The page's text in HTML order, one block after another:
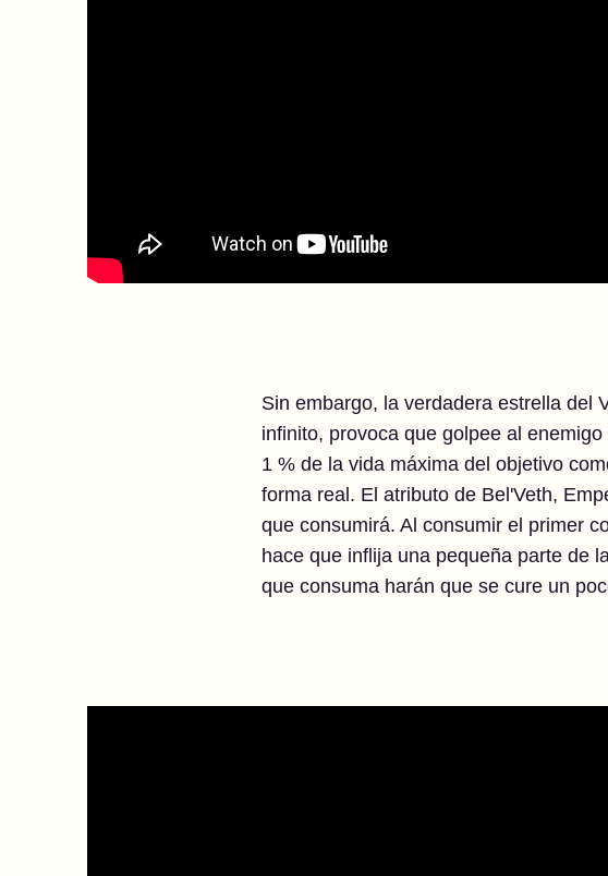
Sin embargo, la verdadera estrella del
infinito, provoca que golpee al
1 % de la vida máxima del objetivo
forma real. El atributo de Bel'Veth,
que consumirá. Al consumir el primer
hace que inflija una pequeña parte de
que consuma harán que se cure un